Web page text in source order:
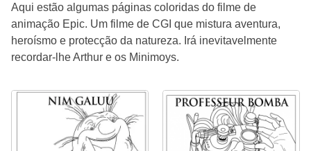
Aqui estão algumas páginas coloridas do filme de
animação Epic. Um filme de CGI que mistura aventura,
heroísmo e protecção da natureza. Irá inevitavelmente
recordar-lhe Arthur e os Minimoys.